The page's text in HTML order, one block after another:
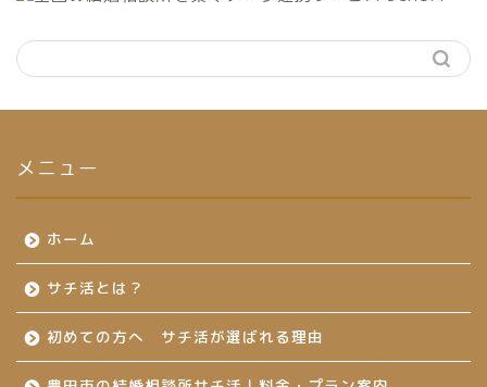
メニュー
ホーム
サチ活とは？
初めての方へ サチ活が選ばれる理由